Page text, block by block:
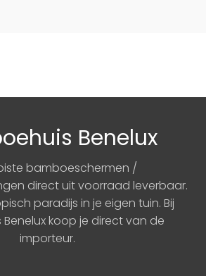
Benelux
bamboeschermen /
direct uit voorraad leverbaar.
paradijs in je eigen tuin. Bij
koop je direct van de
importeur.